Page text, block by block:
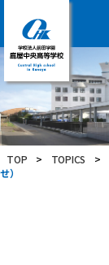
学
校
法
人
前
田
学
TOP > TOPICS >
せ）